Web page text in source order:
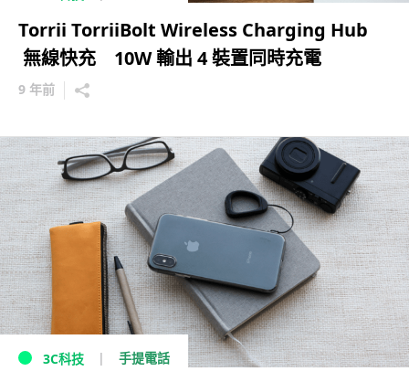
Torrii TorriiBolt Wireless Charging Hub
無線快充 10W 輸出 4 裝置同時充電
9 年前
3C科技 手提電話